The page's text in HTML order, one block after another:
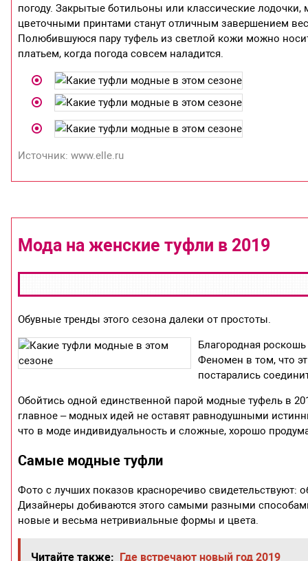
погоду. Закрытые ботильоны или классические
цветочными принтами станут отличным завершением
Полюбившуюся пару туфель из светлой кожи можно
платьем, когда погода совсем наладится.
Источник: www.elle.ru
Мода на женские туфли в 2019
Обувные тренды этого сезона далеки от простоты.
Благородная
Феномен в том, что
постарались
Обойтись одной единственной парой модные туфель в
главное – модных идей не оставят равнодушными
что в моде индивидуальность и сложные, хорошо
Самые модные туфли
Фото с лучших показов красноречиво свидетельствуют:
Дизайнеры добиваются этого самыми разными
новые и весьма нетривиальные формы и цвета.
Читайте также: Где встречают новый год 2019